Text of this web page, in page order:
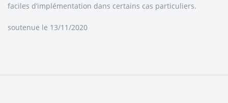
faciles d’implémentation dans certains cas particuliers.
soutenue le 13/11/2020